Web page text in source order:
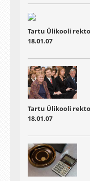
Tartu Ülikooli
18.01.07
Tartu Ülikooli
18.01.07